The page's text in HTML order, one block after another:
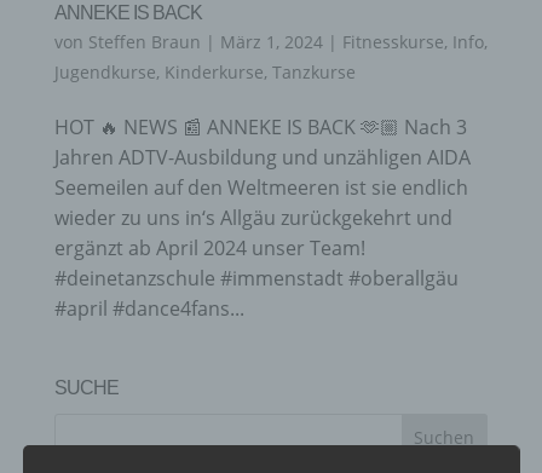
ANNEKE IS BACK
von Steffen Braun | März 1, 2024| Fitnesskurse, Info,
Jugendkurse, Kinderkurse, Tanzkurse
HOT 🔥 NEWS 📰 ANNEKE IS BACK 🫶🏼 Nach 3
Jahren ADTV-Ausbildung und unzähligen AIDA
Seemeilen auf den Weltmeeren ist sie endlich
wieder zu uns in‘s Allgäu zurückgekehrt und
ergänzt ab April 2024 unser Team!
#deinetanzschule #immenstadt #oberallgäu
#april #dance4fans...
SUCHE